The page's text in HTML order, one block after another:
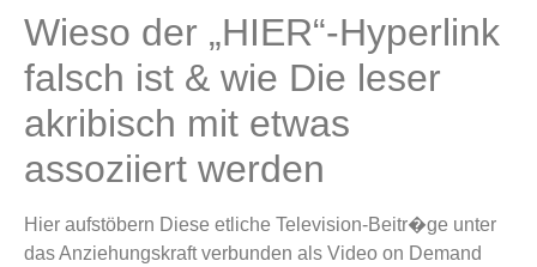
Wieso der „HIER“-Hyperlink
falsch ist & wie Die leser
akribisch mit etwas
assoziiert werden
Hier aufstöbern Diese etliche Television-Beitr�ge unter
das Anziehungskraft verbunden als Video on Demand